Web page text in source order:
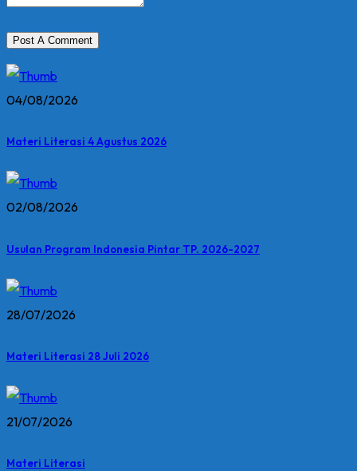
04/08/2026
Materi Literasi 4 Agustus 2026
02/08/2026
Usulan Program Indonesia Pintar TP. 2026-2027
28/07/2026
Materi Literasi 28 Juli 2026
21/07/2026
Materi Literasi